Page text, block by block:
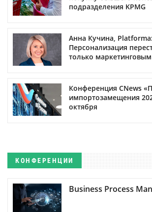
подразделения KPMG
Анна Кучина, Platforma:
Персонализация
только
Конференция CNews
импортозамещения
октября
КОНФЕРЕНЦИИ
Business Process